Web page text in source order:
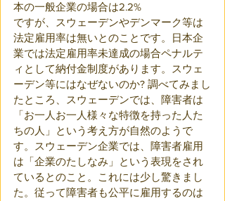
本の一般企業の場合は2.2%
ですが、スウェーデンやデンマーク等は
法定雇用率は無いとのことです。日本企
業では法定雇用率未達成の場合ペナルテ
ィとして納付金制度があります。スウェ
ーデン等にはなぜないのか? 調べてみまし
たところ、スウェーデンでは、障害者は
「お一人お一人様々な特徴を持った人た
ちの人」という考え方が自然のようで
す。スウェーデン企業では、障害者雇用
は「企業のたしなみ」という表現をされ
ているとのこと。これには少し驚きまし
た。従って障害者も公平に雇用するのは